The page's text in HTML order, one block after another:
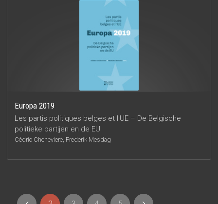
Europa 2019
Les partis politiques belges et l'UE – De Belgische
politieke partijen en de EU
Cédric Cheneviere, Frederik Mesdag